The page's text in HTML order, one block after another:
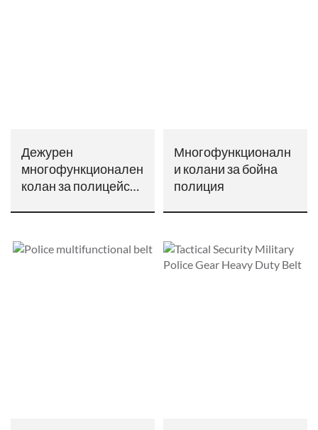
Дежурен
многофункционален
колан за полицейски
Многофункционалн
и колани за бойна
полиция